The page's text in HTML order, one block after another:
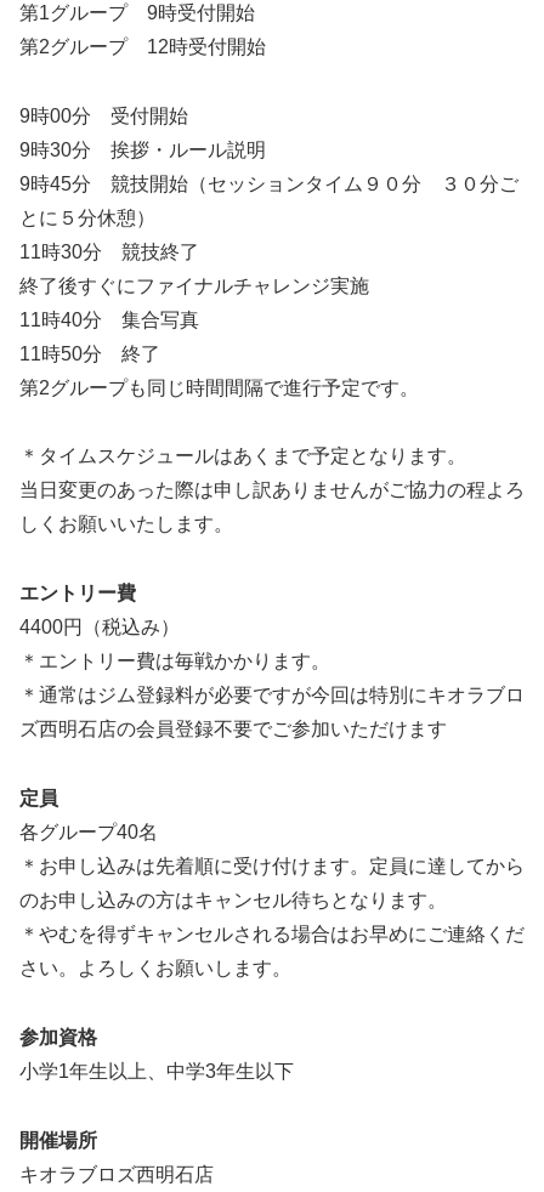
第1グループ 9時受付開始
第2グループ 12時受付開始
9時00分 受付開始
9時30分 挨拶・ルール説明
9時45分 競技開始（セッションタイム９０分 ３０分ご
とに５分休憩）
11時30分 競技終了
終了後すぐにファイナルチャレンジ実施
11時40分 集合写真
11時50分 終了
第2グループも同じ時間間隔で進行予定です。
＊タイムスケジュールはあくまで予定となります。
当日変更のあった際は申し訳ありませんがご協力の程よろ
しくお願いいたします。
エントリー費
4400円（税込み）
＊エントリー費は毎戦かかります。
＊通常はジム登録料が必要ですが今回は特別にキオラブロ
ズ西明石店の会員登録不要でご参加いただけます
定員
各グループ40名
＊お申し込みは先着順に受け付けます。定員に達してから
のお申し込みの方はキャンセル待ちとなります。
＊やむを得ずキャンセルされる場合はお早めにご連絡くだ
さい。よろしくお願いします。
参加資格
小学1年生以上、中学3年生以下
開催場所
キオラブロズ西明石店